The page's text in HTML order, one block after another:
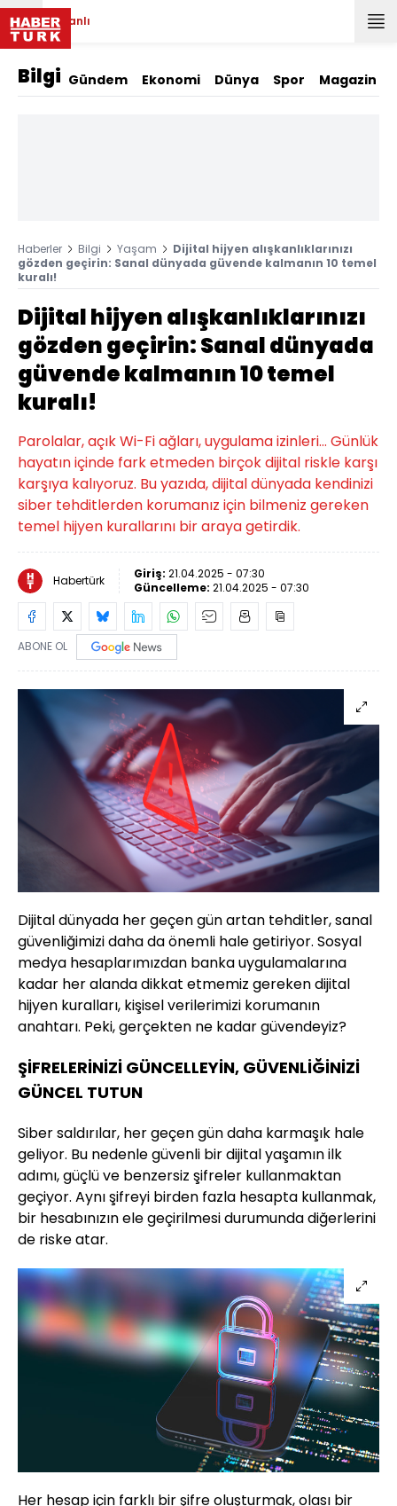
Canlı
Bilgi Gündem Ekonomi Dünya Spor Magazin
Haberler Bilgi Yaşam
Dijital hijyen alışkanlıklarınızı
gözden geçirin: Sanal dünyada güvende kalmanın 10 temel
kuralı!
Dijital hijyen alışkanlıklarınızı
gözden geçirin: Sanal dünyada
güvende kalmanın 10 temel
kuralı!
Parolalar, açık Wi-Fi ağları, uygulama izinleri… Günlük
hayatın içinde fark etmeden birçok dijital riskle karşı
karşıya kalıyoruz. Bu yazıda, dijital dünyada kendinizi
siber tehditlerden korumanız için bilmeniz gereken
temel hijyen kurallarını bir araya getirdik.
Habertürk Giriş: 21.04.2025 - 07:30
Güncelleme: 21.04.2025 - 07:30
ABONE OL
Dijital dünyada her geçen gün artan tehditler, sanal
güvenliğimizi daha da önemli hale getiriyor. Sosyal
medya hesaplarımızdan banka uygulamalarına
kadar her alanda dikkat etmemiz gereken dijital
hijyen kuralları, kişisel verilerimizi korumanın
anahtarı. Peki, gerçekten ne kadar güvendeyiz?
ŞİFRELERİNİZİ GÜNCELLEYİN, GÜVENLİĞİNİZİ
GÜNCEL TUTUN
Siber saldırılar, her geçen gün daha karmaşık hale
geliyor. Bu nedenle güvenli bir dijital yaşamın ilk
adımı, güçlü ve benzersiz şifreler kullanmaktan
geçiyor. Aynı şifreyi birden fazla hesapta kullanmak,
bir hesabınızın ele geçirilmesi durumunda diğerlerini
de riske atar.
Her hesap için farklı bir şifre oluşturmak, olası bir